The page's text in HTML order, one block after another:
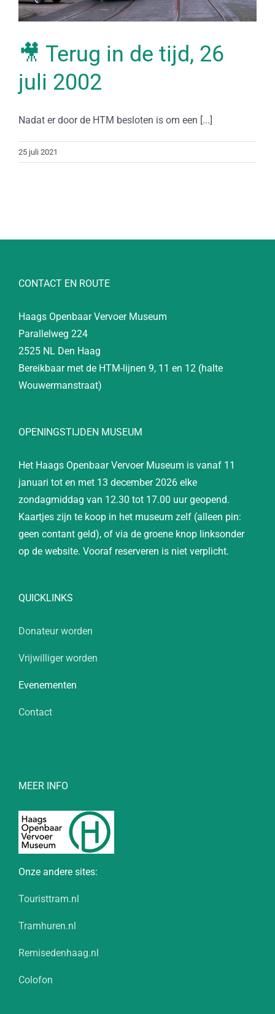
🎥 Terug in de tijd, 26
juli 2002
Nadat er door de HTM besloten is om een [...]
25 juli 2021
CONTACT EN ROUTE
Haags Openbaar Vervoer Museum
Parallelweg 224
2525 NL Den Haag
Bereikbaar met de HTM-lijnen 9, 11 en 12 (halte
Wouwermanstraat)
OPENINGSTIJDEN MUSEUM
Het Haags Openbaar Vervoer Museum is vanaf 11
januari tot en met 13 december 2026 elke
zondagmiddag van 12.30 tot 17.00 uur geopend.
Kaartjes zijn te koop in het museum zelf (alleen pin:
geen contant geld), of via de groene knop linksonder
op de website. Vooraf reserveren is niet verplicht.
QUICKLINKS
Donateur worden
Vrijwilliger worden
Evenementen
Contact
MEER INFO
Onze andere sites:
Touristtram.nl
Tramhuren.nl
Remisedenhaag.nl
Colofon